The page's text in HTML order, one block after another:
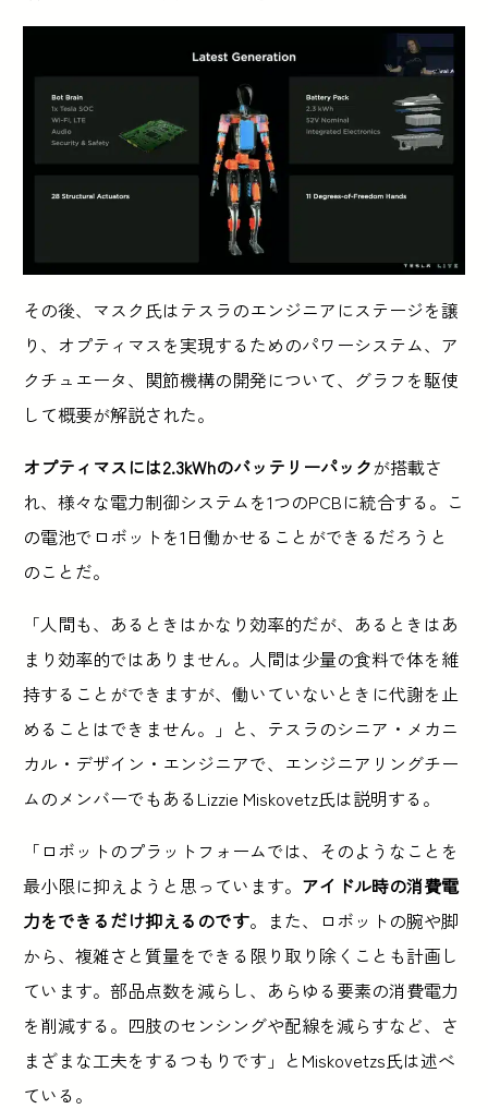
その後、マスク氏はテスラのエンジニアにステージを譲
り、オプティマスを実現するためのパワーシステム、ア
クチュエータ、関節機構の開発について、グラフを駆使
して概要が解説された。
オプティマスには2.3kWhのバッテリーパックが搭載さ
れ、様々な電力制御システムを1つのPCBに統合する。こ
の電池でロボットを1日働かせることができるだろうと
のことだ。
「人間も、あるときはかなり効率的だが、あるときはあ
まり効率的ではありません。人間は少量の食料で体を維
持することができますが、働いていないときに代謝を止
めることはできません。」と、テスラのシニア・メカニ
カル・デザイン・エンジニアで、エンジニアリングチー
ムのメンバーでもあるLizzie Miskovetz氏は説明する。
「ロボットのプラットフォームでは、そのようなことを
最小限に抑えようと思っています。 アイドル時の消費電
力をできるだけ抑えるのです。また、ロボットの腕や脚
から、複雑さと質量をできる限り取り除くことも計画し
ています。部品点数を減らし、あらゆる要素の消費電力
を削減する。四肢のセンシングや配線を減らすなど、さ
まざまな工夫をするつもりです」とMiskovetzs氏は述べ
ている。